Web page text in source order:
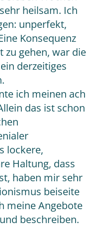
heilsam. Ich
unperfekt,
Konsequenz
gehen, war die
derzeitiges
ich meinen ach
das ist schon
lockere,
Haltung, dass
haben mir sehr
beiseite
meine Angebote
beschreiben.